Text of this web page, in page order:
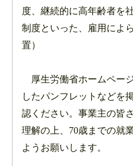
度、継続的に高年齢者を
制度といった、雇用によ
置）
厚生労働省ホームペー
したパンフレットなどを
認ください。事業主の皆
理解の上、70歳までの就
ようお願いします。